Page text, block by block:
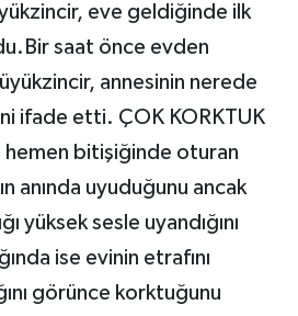
eve geldiğinde ilk
saat önce evden
annesinin nerede
ifade etti. ÇOK KORKTUK
hemen bitişiğinde oturan
anında uyuduğunu ancak
yüksek sesle uyandığını
ise evinin etrafını
görünce korktuğunu